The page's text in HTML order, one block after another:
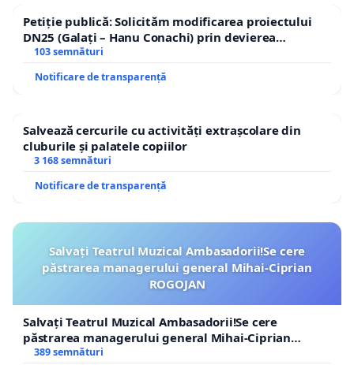
Petiție publică: Solicităm modificarea proiectului
DN25 (Galați – Hanu Conachi) prin devierea
traseului în afara localităților!
103 semnături
Notificare de transparență
Salvează cercurile cu activități extrașcolare din
cluburile și palatele copiilor
3 168 semnături
Notificare de transparență
Salvați Teatrul Muzical Ambasadorii!Se cere
păstrarea managerului general Mihai-Ciprian
ROGOJAN
Salvați Teatrul Muzical Ambasadorii!Se cere
păstrarea managerului general Mihai-Ciprian
ROGOJAN
389 semnături